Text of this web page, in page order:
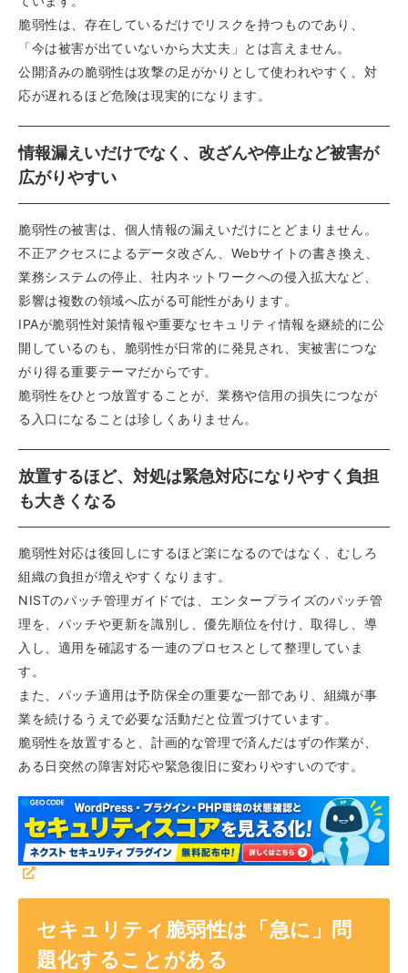
脆弱性は、存在しているだけでリスクを持つものであり、
「今は被害が出ていないから大丈夫」とは言えません。
公開済みの脆弱性は攻撃の足がかりとして使われやすく、対
応が遅れるほど危険は現実的になります。
情報漏えいだけでなく、改ざんや停止など被害が
広がりやすい
脆弱性の被害は、個人情報の漏えいだけにとどまりません。
不正アクセスによるデータ改ざん、Webサイトの書き換え、
業務システムの停止、社内ネットワークへの侵入拡大など、
影響は複数の領域へ広がる可能性があります。
IPAが脆弱性対策情報や重要なセキュリティ情報を継続的に公
開しているのも、脆弱性が日常的に発見され、実被害につな
がり得る重要テーマだからです。
脆弱性をひとつ放置することが、業務や信用の損失につなが
る入口になることは珍しくありません。
放置するほど、対処は緊急対応になりやすく負担
も大きくなる
脆弱性対応は後回しにするほど楽になるのではなく、むしろ
組織の負担が増えやすくなります。
NISTのパッチ管理ガイドでは、エンタープライズのパッチ管
理を、パッチや更新を識別し、優先順位を付け、取得し、導
入し、適用を確認する一連のプロセスとして整理していま
す。
また、パッチ適用は予防保全の重要な一部であり、組織が事
業を続けるうえで必要な活動だと位置づけています。
脆弱性を放置すると、計画的な管理で済んだはずの作業が、
ある日突然の障害対応や緊急復旧に変わりやすいのです。
セキュリティ脆弱性は「急に」問
題化することがある